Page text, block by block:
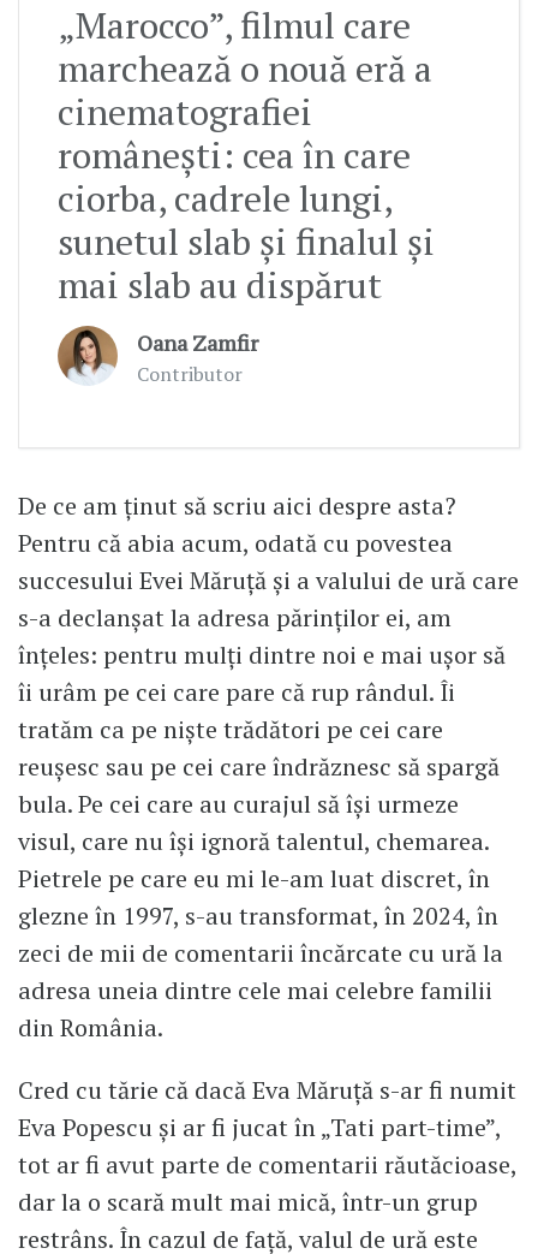
„Marocco”, filmul care
marchează o nouă eră a
cinematografiei
românești: cea în care
ciorba, cadrele lungi,
sunetul slab și finalul și
mai slab au dispărut
Oana Zamfir
Contributor
De ce am ținut să scriu aici despre asta?
Pentru că abia acum, odată cu povestea
succesului Evei Măruță și a valului de ură care
s-a declanșat la adresa părinților ei, am
înțeles: pentru mulți dintre noi e mai ușor să
îi urâm pe cei care pare că rup rândul. Îi
tratăm ca pe niște trădători pe cei care
reușesc sau pe cei care îndrăznesc să spargă
bula. Pe cei care au curajul să își urmeze
visul, care nu își ignoră talentul, chemarea.
Pietrele pe care eu mi le-am luat discret, în
glezne în 1997, s-au transformat, în 2024, în
zeci de mii de comentarii încărcate cu ură la
adresa uneia dintre cele mai celebre familii
din România.
Cred cu tărie că dacă Eva Măruță s-ar fi numit
Eva Popescu și ar fi jucat în „Tati part-time”,
tot ar fi avut parte de comentarii răutăcioase,
dar la o scară mult mai mică, într-un grup
restrâns. În cazul de față, valul de ură este